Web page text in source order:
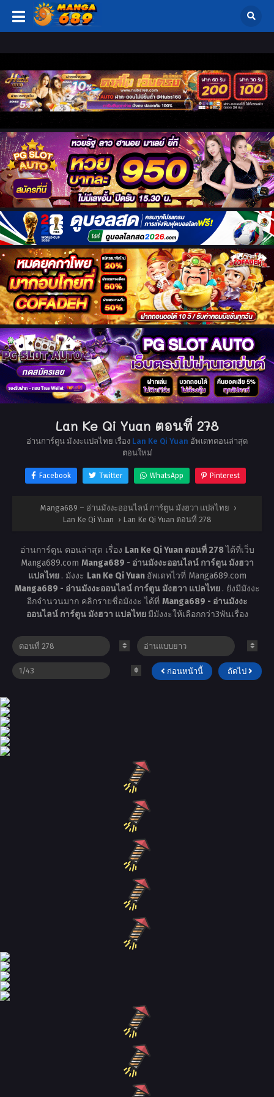
Lan Ke Qi Yuan ตอนที่ 278
อ่านการ์ตูน มังงะแปลไทย เรื่อง Lan Ke Qi Yuan อัพเดทตอนล่าสุด
ตอนใหม่
Facebook Twitter WhatsApp Pinterest
Manga689 – อ่านมังงะออนไลน์ การ์ตูน มังฮวา แปลไทย ›
Lan Ke Qi Yuan › Lan Ke Qi Yuan ตอนที่ 278
อ่านการ์ตูน ตอนล่าสุด เรื่อง Lan Ke Qi Yuan ตอนที่ 278ได้ที่เว็บ
Manga689.com Manga689 - อ่านมังงะออนไลน์ การ์ตูน มังฮวา
แปลไทย . มังงะ Lan Ke Qi Yuan อัพเดทไวที่ Manga689.com
Manga689 - อ่านมังงะออนไลน์ การ์ตูน มังฮวา แปลไทย . ยังมีมังงะ
อีกจำนวนมาก คลิกรายชื่อมังงะ ได้ที่ Manga689 - อ่านมังงะ
ออนไลน์ การ์ตูน มังฮวา แปลไทย มีมังงะให้เลือกกว่า3พันเรื่อง
ก่อนหน้านี้ ถัดไป